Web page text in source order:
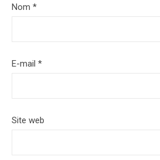
Nom *
E-mail *
Site web